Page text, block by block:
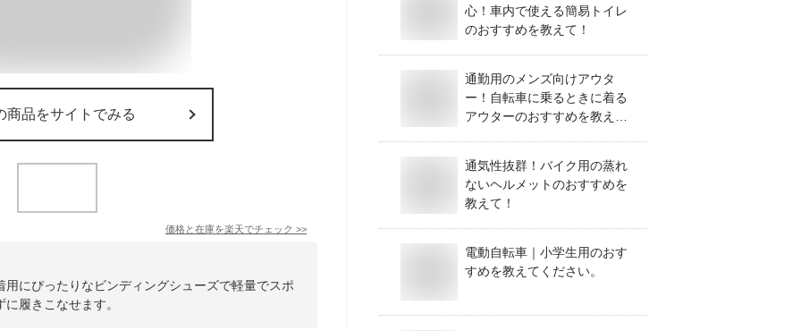
商品をサイトでみる
価格と在庫を楽天でチェック >>
にぴったりなビンディングシューズで軽量でスポ
履きこなせます。
心！車内で使える簡易トイレ
のおすすめを教えて！
通勤用のメンズ向けアウタ
ー！自転車に乗るときに着る
アウターのおすすめを教え
通気性抜群！バイク用の蒸れ
ないヘルメットのおすすめを
教えて！
電動自転車｜小学生用のおす
すめを教えてください。